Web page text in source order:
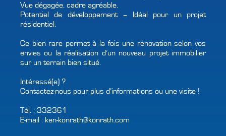
Vue dégagée, cadre agréable.
Potentiel de développement – Idéal pour un projet
résidentiel.
Ce bien rare permet à la fois une rénovation selon vos
envies ou la réalisation d’un nouveau projet immobilier
sur un terrain bien situé.
Intéressé(e) ?
Contactez-nous pour plus d’informations ou une visite !
Tél. : 332361
E-mail : ken-konrath@konrath.com